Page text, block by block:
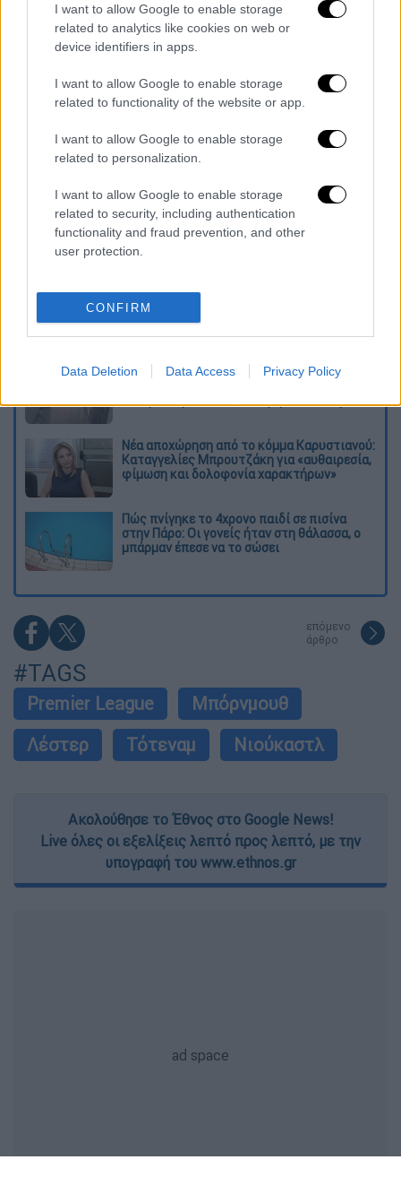
I want to allow Google to enable storage
related to analytics like cookies on web or
device identifiers in apps.
I want to allow Google to enable storage
related to functionality of the website or app.
I want to allow Google to enable storage
related to personalization.
I want to allow Google to enable storage
related to security, including authentication
functionality and fraud prevention, and other
user protection.
CONFIRM
Data Deletion Data Access Privacy Policy
Όσο κι αν προσπάθησαν οι γηπεδούχοι δεν
μπόρεσαν να βρουν τον δρόμο προς τα
δίχτυα και όλες οι προσπάθειές τους
σταμάτησαν πάνω στον εντυπωσιακό Νέτο,
ο οποίος κατέβασε ρολά με πέντε
επεμβάσεις. Μάλιστα η Μπόρνμουθ πήρε το
προβάδισμα με τον Μπίλινγκ στο 62'. Το
ισοφαρίσει τέσσερα λεπτά αργότερα (66') με
εύστοχη εκτέλεση πέναλτι του Ίσακ.
Διαβάστε ακόμη
Συνελήφθησαν δύο μέλη μαφίας στο
Παλαιό Φάληρο - Οι εκβιασμοί, οι
ξυλοδαρμοί και τα προσωνύμια «πίτμπουλ»
και «μπουλντόγκ»
Βίντεο-σοκ από το μακελειό σε σχολείο
ανοίγει πυρ - Στους 9 ανέβηκαν οι νεκροί
Νέα αποχώρηση από το κόμμα Καρυστιανού:
Καταγγελίες Μπρουτζάκη για «αυθαιρεσία,
φίμωση και δολοφονία χαρακτήρων»
Πώς πνίγηκε το 4χρονο παιδί σε πισίνα
στην Πάρο: Οι γονείς ήταν στη θάλασσα, ο
μπάρμαν έπεσε να το σώσει
επόμενο
άρθρο
#TAGS
Premier League
Μπόρνμουθ
Λέστερ
Τότεναμ Νιούκαστλ
Ακολούθησε το Έθνος στο Google News!
Live όλες οι εξελίξεις λεπτό προς λεπτό, με την
υπογραφή του www.ethnos.gr